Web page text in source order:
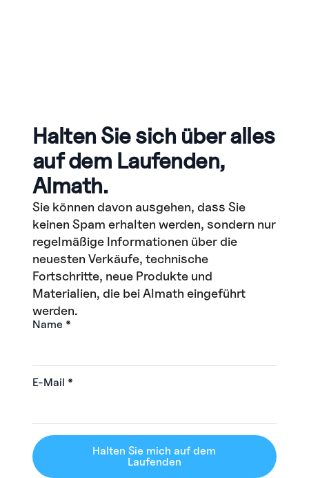
Halten Sie sich über alles
auf dem Laufenden,
Almath.
Sie können davon ausgehen, dass Sie
keinen Spam erhalten werden, sondern nur
regelmäßige Informationen über die
neuesten Verkäufe, technische
Fortschritte, neue Produkte und
Materialien, die bei Almath eingeführt
werden.
Name *
E-Mail *
Halten Sie mich auf dem
Laufenden